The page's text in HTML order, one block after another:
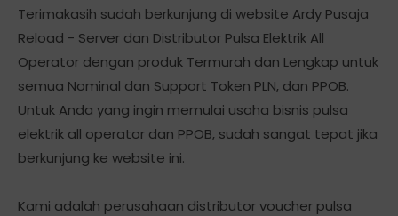
Terimakasih sudah berkunjung di website Ardy Pusaja
Reload - Server dan Distributor Pulsa Elektrik All
Operator dengan produk Termurah dan Lengkap untuk
semua Nominal dan Support Token PLN, dan PPOB.
Untuk Anda yang ingin memulai usaha bisnis pulsa
elektrik all operator dan PPOB, sudah sangat tepat jika
berkunjung ke website ini.
Kami adalah perusahaan distributor voucher pulsa